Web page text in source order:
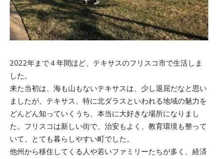
2022年まで４年間ほど、テキサスのフリスコ市で生活しま
した。
来た当初は、海も山もないテキサスは、少し退屈だなと思い
ましたが、テキサス、特に北ダラスといわれる地域の魅力を
どんどん知っていくうち、本当に大好きな場所になりまし
た。フリスコは新しい街で、治安もよく、教育環境も整って
いて、とても暮らしやすい町でした。
他州から移住してくる人や若いファミリーたちが多く、経済